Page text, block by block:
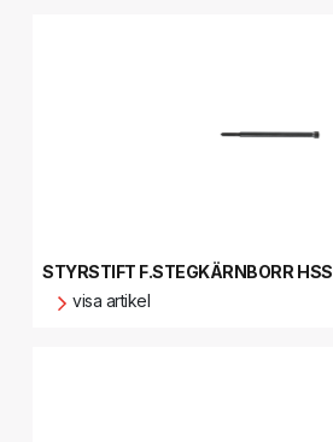
STYRSTIFT F.STEGKÄRNBORR HSS
visa artikel